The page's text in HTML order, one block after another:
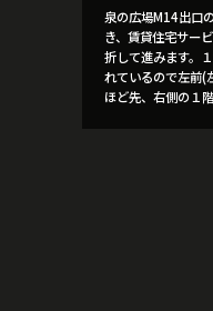
泉の広場M14出口
き、賃貸住宅サー
折して進みます。
れているので左前(
ほど先、右側の１階